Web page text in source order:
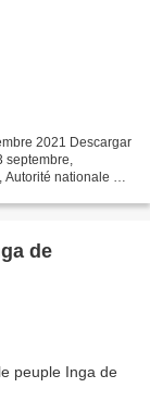
2021 Descargar
septembre,
nationale de
de